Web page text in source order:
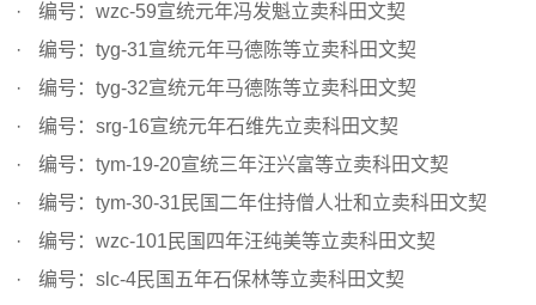
编号：wzc-59宣统元年冯发魁立卖科田文契
编号：tyg-31宣统元年马德陈等立卖科田文契
编号：tyg-32宣统元年马德陈等立卖科田文契
编号：srg-16宣统元年石维先立卖科田文契
编号：tym-19-20宣统三年汪兴富等立卖科田文契
编号：tym-30-31民国二年住持僧人壮和立卖科田文契
编号：wzc-101民国四年汪纯美等立卖科田文契
编号：slc-4民国五年石保林等立卖科田文契